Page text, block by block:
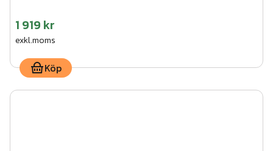
1 919 kr
exkl.moms
Köp